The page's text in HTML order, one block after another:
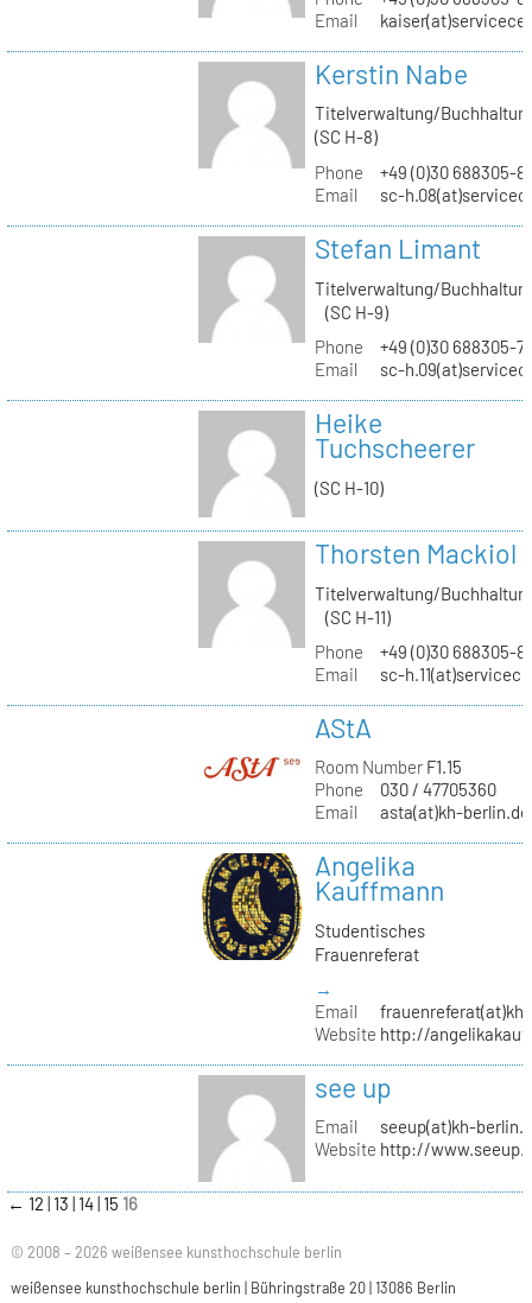
Email
Kerstin Nabe
Titelverwaltung/
(SC H-8)
Phone
+49 (0)30 688305-
Email
sc-
Stefan Limant
Titelverwaltung/
(SC H-9)
Phone
+49 (0)30 688305-
Email
sc-
Heike
Tuchscheerer
(SC H-10)
Thorsten Mackiol
Titelverwaltung/
(SC H-11)
Phone
+49 (0)30 688305-
Email
sc-
AStA
Room NumberF1.15
Phone
030 / 47705360
Email
asta(at)kh-berlin.de
Angelika
Kauffmann
Studentisches
Frauenreferat
→
Email
Website http://
see up
Email
seeup(at)kh-
Website http://
← 12 13 14 15 16
© 2008 – 2026 weißensee kunsthochschule berlin
weißensee kunsthochschule berlin | Bühringstraße 20 | 13086 Berlin